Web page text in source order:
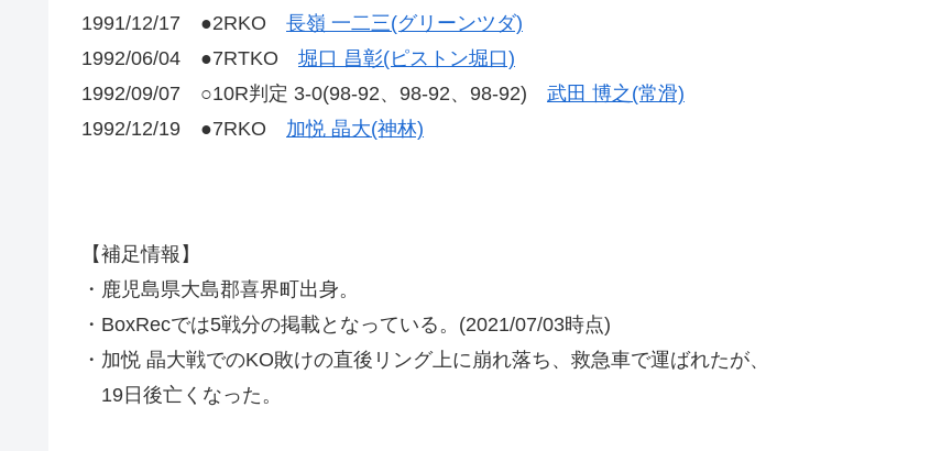
1991/12/17 ●2RKO 長嶺 一二三(グリーンツダ)
1992/06/04 ●7RTKO 堀口 昌彰(ピストン堀口)
1992/09/07 ○10R判定 3-0(98-92、98-92、98-92) 武田 博之(常滑)
1992/12/19 ●7RKO 加悦 晶大(神林)
【補足情報】
・鹿児島県大島郡喜界町出身。
・BoxRecでは5戦分の掲載となっている。(2021/07/03時点)
・加悦 晶大戦でのKO敗けの直後リング上に崩れ落ち、救急車で運ばれたが、
19日後亡くなった。